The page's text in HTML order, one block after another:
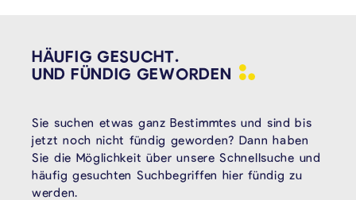
HÄUFIG GESUCHT.
UND FÜNDIG GEWORDEN
Sie suchen etwas ganz Bestimmtes und sind bis
jetzt noch nicht fündig geworden? Dann haben
Sie die Möglichkeit über unsere Schnellsuche und
häufig gesuchten Suchbegriffen hier fündig zu
werden.